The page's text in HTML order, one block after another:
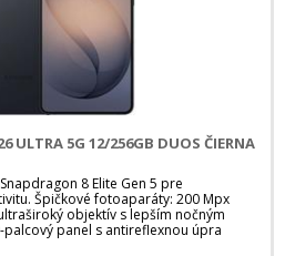
ULTRA 5G 12/256GB DUOS ČIERNA
8 Elite Gen 5 pre
Špičkové fotoaparáty: 200 Mpx
objektív s lepším nočným
panel s antireflexnou úpra